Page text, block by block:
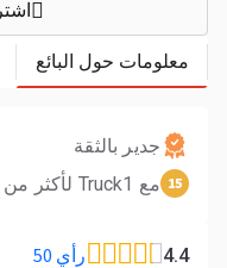
معلومات حول البائع
جدير بالثقة
15 مع Truck1 لأكثر من 15 سنة
4.4 رأي 50